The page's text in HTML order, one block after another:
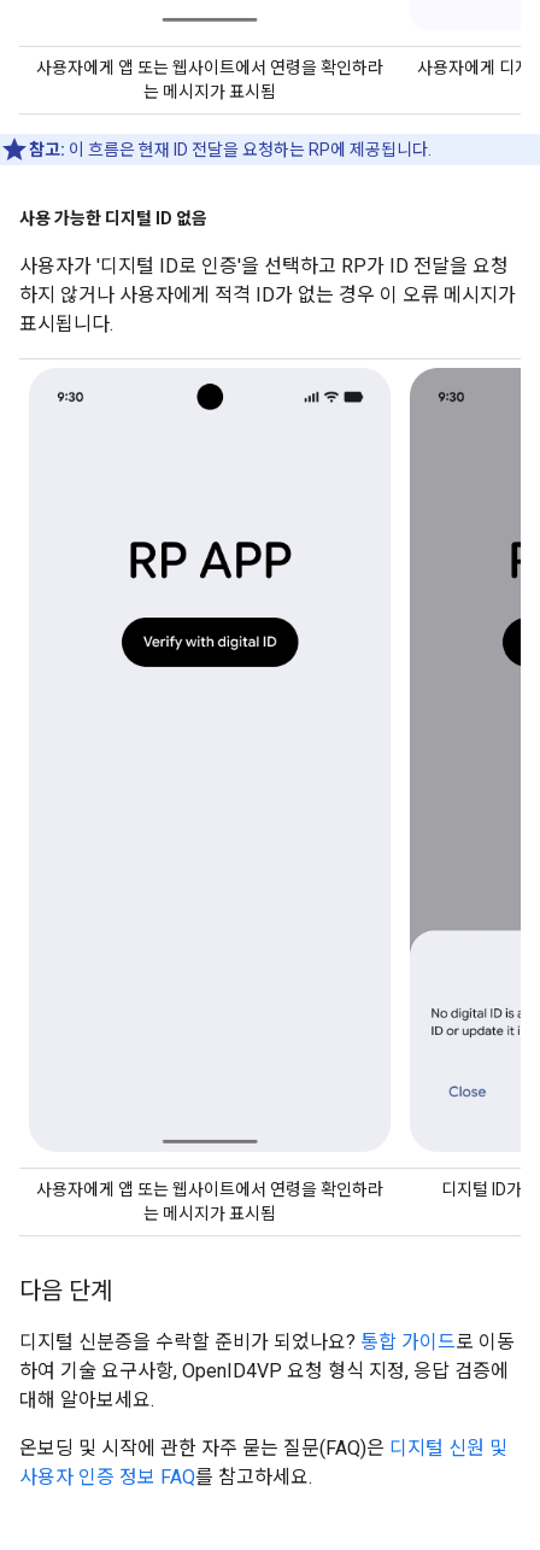
사용자에게 앱 또는 웹사이트에서 연령을 확인하라
는 메시지가 표시됨
사용자에게 디지
참고: 이 흐름은 현재 ID 전달을 요청하는 RP에 제공됩니다.
사용 가능한 디지털 ID 없음
사용자가 '디지털 ID로 인증'을 선택하고 RP가 ID 전달을 요청
하지 않거나 사용자에게 적격 ID가 없는 경우 이 오류 메시지가
표시됩니다.
사용자에게 앱 또는 웹사이트에서 연령을 확인하라
는 메시지가 표시됨
디지털 ID가
다음 단계
디지털 신분증을 수락할 준비가 되었나요? 통합 가이드로 이동
하여 기술 요구사항, OpenID4VP 요청 형식 지정, 응답 검증에
대해 알아보세요.
온보딩 및 시작에 관한 자주 묻는 질문(FAQ)은 디지털 신원 및
사용자 인증 정보 FAQ를 참고하세요.